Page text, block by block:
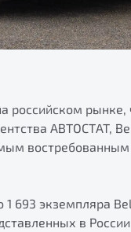
российском
АВТОСТАТ,
693 экземпляра
в